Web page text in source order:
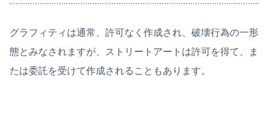
グラフィティは通常、許可なく作成され、破壊行為の一形
態とみなされますが、ストリートアートは許可を得て、ま
たは委託を受けて作成されることもあります。